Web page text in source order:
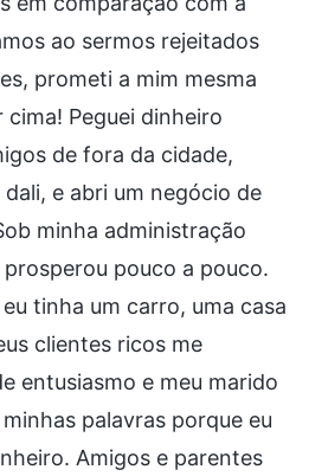
ao sermos rejeitados
prometi a mim mesma
Peguei dinheiro
de fora da cidade,
e abri um negócio de
minha administração
pouco a pouco.
tinha um carro, uma casa
clientes ricos me
entusiasmo e meu marido
palavras porque eu
Amigos e parentes